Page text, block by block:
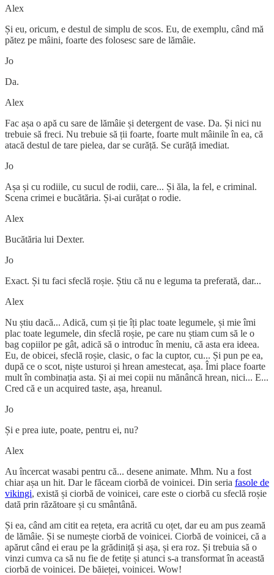
Alex
Și eu, oricum, e destul de simplu de scos. Eu, de exemplu, când mă
pătez pe mâini, foarte des folosesc sare de lămâie.
Jo
Da.
Alex
Fac așa o apă cu sare de lămâie și detergent de vase. Da. Și nici nu
trebuie să freci. Nu trebuie să ții foarte, foarte mult mâinile în ea, că
atacă destul de tare pielea, dar se curăță. Se curăță imediat.
Jo
Așa și cu rodiile, cu sucul de rodii, care... Și ăla, la fel, e criminal.
Scena crimei e bucătăria. Și-ai curățat o rodie.
Alex
Bucătăria lui Dexter.
Jo
Exact. Și tu faci sfeclă roșie. Știu că nu e leguma ta preferată, dar...
Alex
Nu știu dacă... Adică, cum și ție îți plac toate legumele, și mie îmi
plac toate legumele, din sfeclă roșie, pe care nu știam cum să le o
bag copiilor pe gât, adică să o introduc în meniu, că asta era ideea.
Eu, de obicei, sfeclă roșie, clasic, o fac la cuptor, cu... Și pun pe ea,
după ce o scot, niște usturoi și hrean amestecat, așa. Îmi place foarte
mult în combinația asta. Și ai mei copii nu mănâncă hrean, nici... E...
Cred că e un acquired taste, așa, hreanul.
Jo
Și e prea iute, poate, pentru ei, nu?
Alex
Au încercat wasabi pentru că... desene animate. Mhm. Nu a fost
chiar așa un hit. Dar le făceam ciorbă de voinicei. Din seria fasole de
vikingi, există și ciorbă de voinicei, care este o ciorbă cu sfeclă roșie
dată prin răzătoare și cu smântână.
Și ea, când am citit ea rețeta, era acrită cu oțet, dar eu am pus zeamă
de lămâie. Și se numește ciorbă de voinicei. Ciorbă de voinicei, că a
apărut când ei erau pe la grădiniță și așa, și era roz. Și trebuia să o
vinzi cumva ca să nu fie de fetițe și atunci s-a transformat în această
ciorbă de voinicei. De băieței, voinicei. Wow!